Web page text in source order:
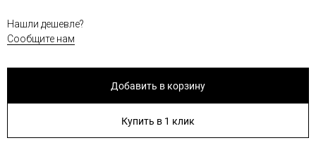
Нашли дешевле?
Сообщите нам
Добавить в корзину
Купить в 1 клик